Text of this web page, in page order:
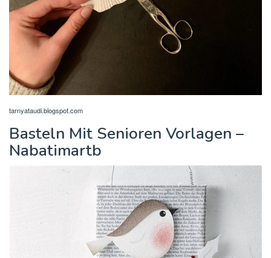
tarnyataudi.blogspot.com
Basteln Mit Senioren Vorlagen –
Nabatimartb